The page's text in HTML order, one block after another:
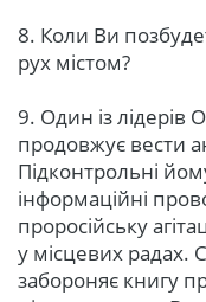
8. Коли Ви
рух містом?
9. Один із
продовжує вести
Підконтрольні
інформаційні
проросійську
у місцевих радах.
забороняє книгу